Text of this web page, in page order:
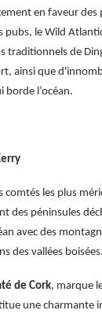
en faveur des
pubs, le Wild
traditionnels de
ainsi que
borde l’océan.
comtés les plus
des péninsules
avec des
des vallées
de Cork, marque
une charmante